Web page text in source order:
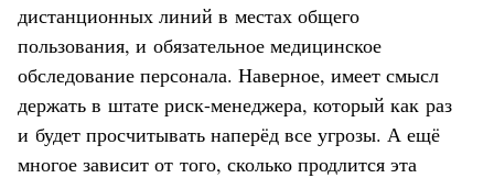
дистанционных линий в местах общего
пользования, и обязательное медицинское
обследование персонала. Наверное, имеет смысл
держать в штате риск-менеджера, который как раз
и будет просчитывать наперёд все угрозы. А ещё
многое зависит от того, сколько продлится эта